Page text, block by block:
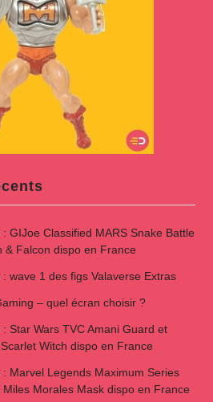
GIJoe Classified MARS Snake Battle
& Falcon dispo en France
wave 1 des figs Valaverse Extras
– quel écran choisir ?
Star Wars TVC Amani Guard et
Witch dispo en France
: Marvel Legends Maximum Series
Morales Mask dispo en France